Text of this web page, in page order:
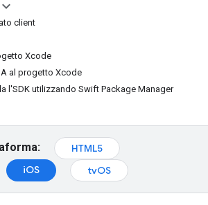
client
Xcode
al progetto Xcode
l'SDK utilizzando Swift Package Manager
HTML5
iOS tvOS